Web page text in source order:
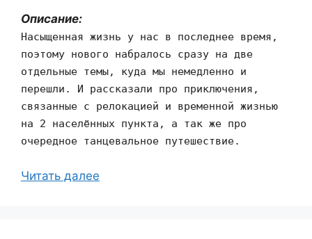
Описание:
Насыщенная жизнь у нас в последнее время,
поэтому нового набралось сразу на две
отдельные темы, куда мы немедленно и
перешли. И рассказали про приключения,
связанные с релокацией и временной жизнью
на 2 населённых пункта, а так же про
очередное танцевальное путешествие.
Читать далее